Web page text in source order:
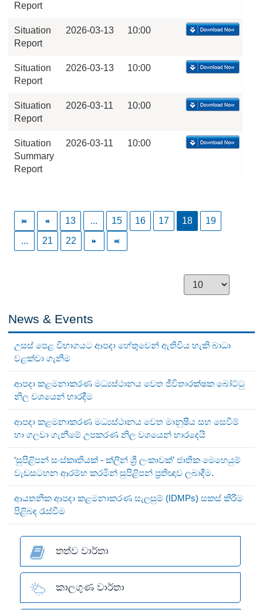
Report
Situation
Report
2026-03-13 10:00
Situation
Report
2026-03-13 10:00
Situation
Report
2026-03-11 10:00
Situation
Summary
Report
2026-03-11 10:00
13 ... 15 16 17 18
19
...
21 22
News & Events
උසස් පෙළ විභාගයට ආපදා හේතුවෙන් ඇතිවිය හැකි බාධා
වළක්වා ගැනීම
ආපදා කළමනාකරණ මධ්‍යස්ථානය වෙත ජීවිතාරක්ෂක බෝට්ටු
නිල වශයෙන් භාරදීම
ආපදා කළමනාකරණ මධ්‍යස්ථානය වෙත මානුෂීය සහ සෙවීම්
හා ගලවා ගැනීමේ උපකරණ නිල වශයෙන් භාරදෙයි
‘සුපිළිපන් සංස්කෘතියක් - ක්ලීන් ශ්‍රී ලංකාවක්’ ජාතික මෙහෙයුම්
වැඩසටහන ආරම්භ කරමින් සුපිළිපන් ප්‍රතිඥාව ලබාදීම.
ආයතනික ආපදා කළමනාකරණ සැලසුම් (IDMPs) සකස් කිරීම
පිළිබඳ රැස්වීම
තත්ව වාර්තා
කාලගුණ වාර්තා